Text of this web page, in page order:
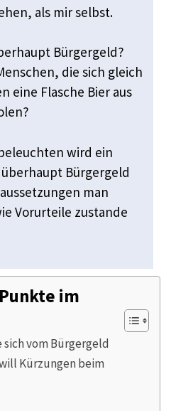
als mir selbst.
Bürgergeld?
die sich gleich
eine Flasche Bier aus
wird ein
Bürgergeld
man
Vorurteile zustande
im
vom Bürgergeld
Kürzungen beim